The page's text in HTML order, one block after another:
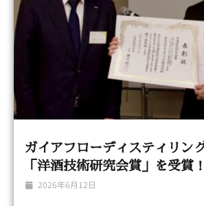
ガイアフローディスティリン
「洋酒技術研究会賞」を受賞！
2026年6月12日